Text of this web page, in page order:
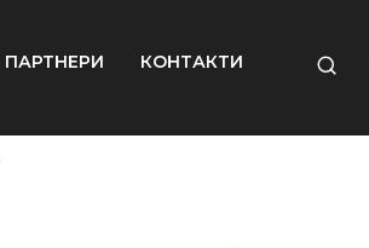
ПАРТНЕРИ КОНТАКТИ